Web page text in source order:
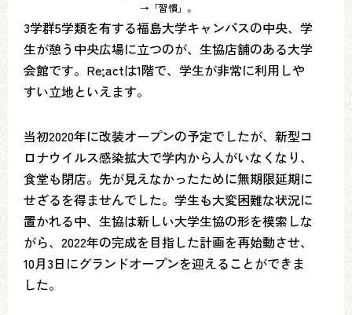
→「習慣」。
3学群5学類を有する福島大学キャンパスの中央、学
生が憩う中央広場に立つのが、生協店舗のある大学
会館です。Re;actは1階で、学生が非常に利用しや
すい立地といえます。
当初2020年に改装オープンの予定でしたが、新型コ
ロナウイルス感染拡大で学内から人がいなくなり、
食堂も閉店。先が見えなかったために無期限延期に
せざるを得ませんでした。学生も大変困難な状況に
置かれる中、生協は新しい大学生協の形を模索しな
がら、2022年の完成を目指した計画を再始動させ、
10月3日にグランドオープンを迎えることができま
した。